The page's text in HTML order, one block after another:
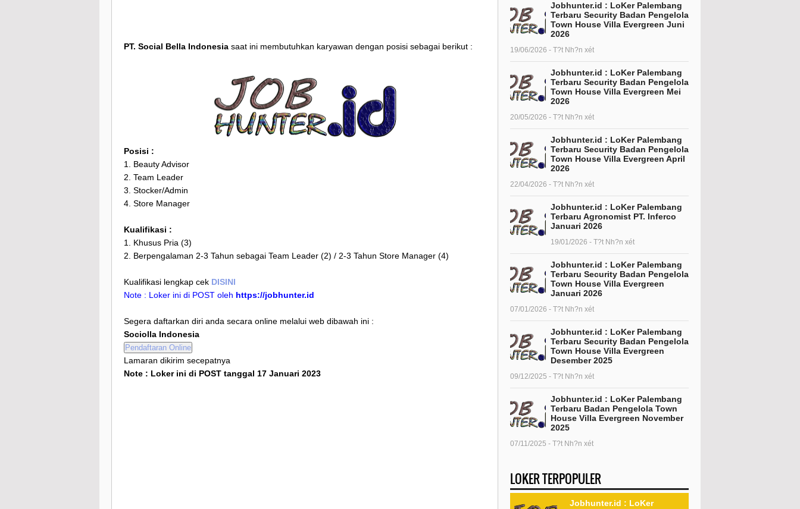
PT. Social Bella Indonesia saat ini membutuhkan karyawan dengan posisi sebagai berikut :
Posisi :
1. Beauty Advisor
2. Team Leader
3. Stocker/Admin
4. Store Manager
Kualifikasi :
1. Khusus Pria (3)
2. Berpengalaman 2-3 Tahun sebagai Team Leader (2) / 2-3 Tahun Store Manager (4)
Kualifikasi lengkap cek DISINI
Note : Loker ini di POST oleh https://jobhunter.id
Segera daftarkan diri anda secara online melalui web dibawah ini :
Sociolla Indonesia
Pendaftaran Online
Lamaran dikirim secepatnya
Note : Loker ini di POST tanggal 17 Januari 2023
Jobhunter.id : LoKer Palembang
Terbaru Security Badan Pengelola
Town House Villa Evergreen Juni
2026
19/06/2026 - T?t Nh?n xét
Jobhunter.id : LoKer Palembang
Terbaru Security Badan Pengelola
Town House Villa Evergreen Mei
2026
20/05/2026 - T?t Nh?n xét
Jobhunter.id : LoKer Palembang
Terbaru Security Badan Pengelola
Town House Villa Evergreen April
2026
22/04/2026 - T?t Nh?n xét
Jobhunter.id : LoKer Palembang
Terbaru Agronomist PT. Inferco
Januari 2026
19/01/2026 - T?t Nh?n xét
Jobhunter.id : LoKer Palembang
Terbaru Security Badan Pengelola
Town House Villa Evergreen
Januari 2026
07/01/2026 - T?t Nh?n xét
Jobhunter.id : LoKer Palembang
Terbaru Security Badan Pengelola
Town House Villa Evergreen
Desember 2025
09/12/2025 - T?t Nh?n xét
Jobhunter.id : LoKer Palembang
Terbaru Badan Pengelola Town
House Villa Evergreen November
2025
07/11/2025 - T?t Nh?n xét
LOKER TERPOPULER
Jobhunter.id : LoKer